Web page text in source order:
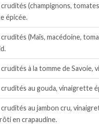
crudités (champignons,
épicée.
crudités (Maïs, macédoine,
crudités à la tomme de Savoie,
crudités au gouda, vinaigrette
crudités au jambon cru,
en crapaudine.